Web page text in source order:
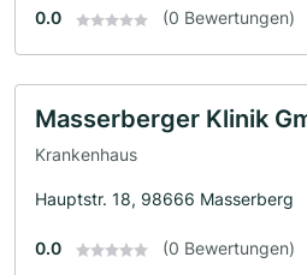
0.0 (0 Bewertungen)
Masserberger Klinik
Krankenhaus
Hauptstr. 18, 98666 Masserberg
0.0 (0 Bewertungen)